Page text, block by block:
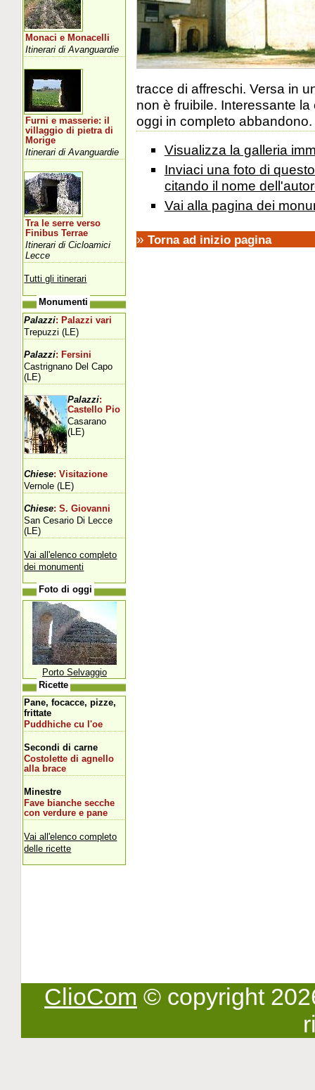
tracce di affreschi. Versa in
non è fruibile. Interessante
oggi in completo abbandono.
Visualizza la galleria
Inviaci una foto di
citando il nome
Vai alla pagina dei
» Torna ad inizio pagina
Monaci e Monacelli
Itinerari di Avanguardie
Furni e masserie: il
villaggio di pietra di
Morige
Itinerari di Avanguardie
Tra le serre verso
Finibus Terrae
Itinerari di Cicloamici
Lecce
Tutti gli itinerari
Monumenti
Palazzi: Palazzi vari
Trepuzzi (LE)
Palazzi: Fersini
Castrignano Del Capo
(LE)
Palazzi:
Castello Pio
Casarano
(LE)
Chiese: Visitazione
Vernole (LE)
Chiese: S. Giovanni
San Cesario Di Lecce
(LE)
Vai all'elenco completo
dei monumenti
Foto di oggi
Porto Selvaggio
Ricette
Pane, focacce, pizze,
frittate
Puddhiche cu l'oe
Secondi di carne
Costolette di agnello
alla brace
Minestre
Fave bianche secche
con verdure e pane
Vai all'elenco completo
delle ricette
ClioCom © copyright